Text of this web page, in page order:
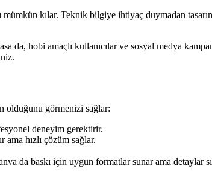
mümkün kılar. Teknik bilgiye ihtiyaç duymadan
da, hobi amaçlı kullanıcılar ve sosyal medya
olduğunu görmenizi sağlar:
deneyim gerektirir.
ama hızlı çözüm sağlar.
da baskı için uygun formatlar sunar ama detaylar